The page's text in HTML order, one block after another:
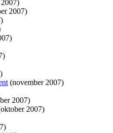
2007)
(november 2007)
2007)
2007)